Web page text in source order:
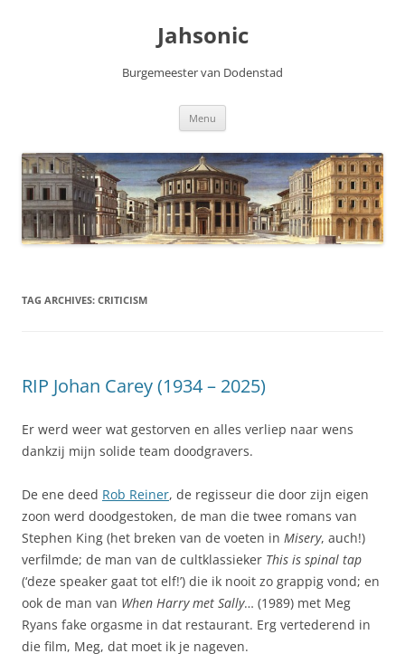
Jahsonic
Burgemeester van Dodenstad
Menu
TAG ARCHIVES: CRITICISM
RIP Johan Carey (1934 – 2025)
Er werd weer wat gestorven en alles verliep naar wens
dankzij mijn solide team doodgravers.
De ene deed Rob Reiner, de regisseur die door zijn eigen
zoon werd doodgestoken, de man die twee romans van
Stephen King (het breken van de voeten in Misery, auch!)
verfilmde; de man van de cultklassieker This is spinal tap
(‘deze speaker gaat tot elf!’) die ik nooit zo grappig vond; en
ook de man van When Harry met Sally… (1989) met Meg
Ryans fake orgasme in dat restaurant. Erg vertederend in
die film, Meg, dat moet ik je nageven.